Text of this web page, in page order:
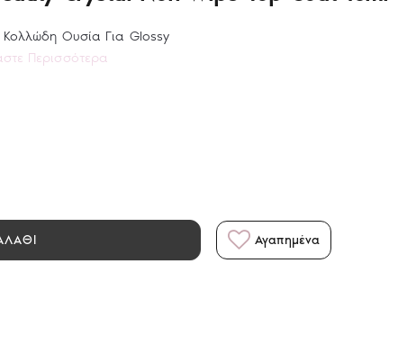
Κολλώδη Ουσία Για Glossy
Περισσότερα
Αγαπημένα